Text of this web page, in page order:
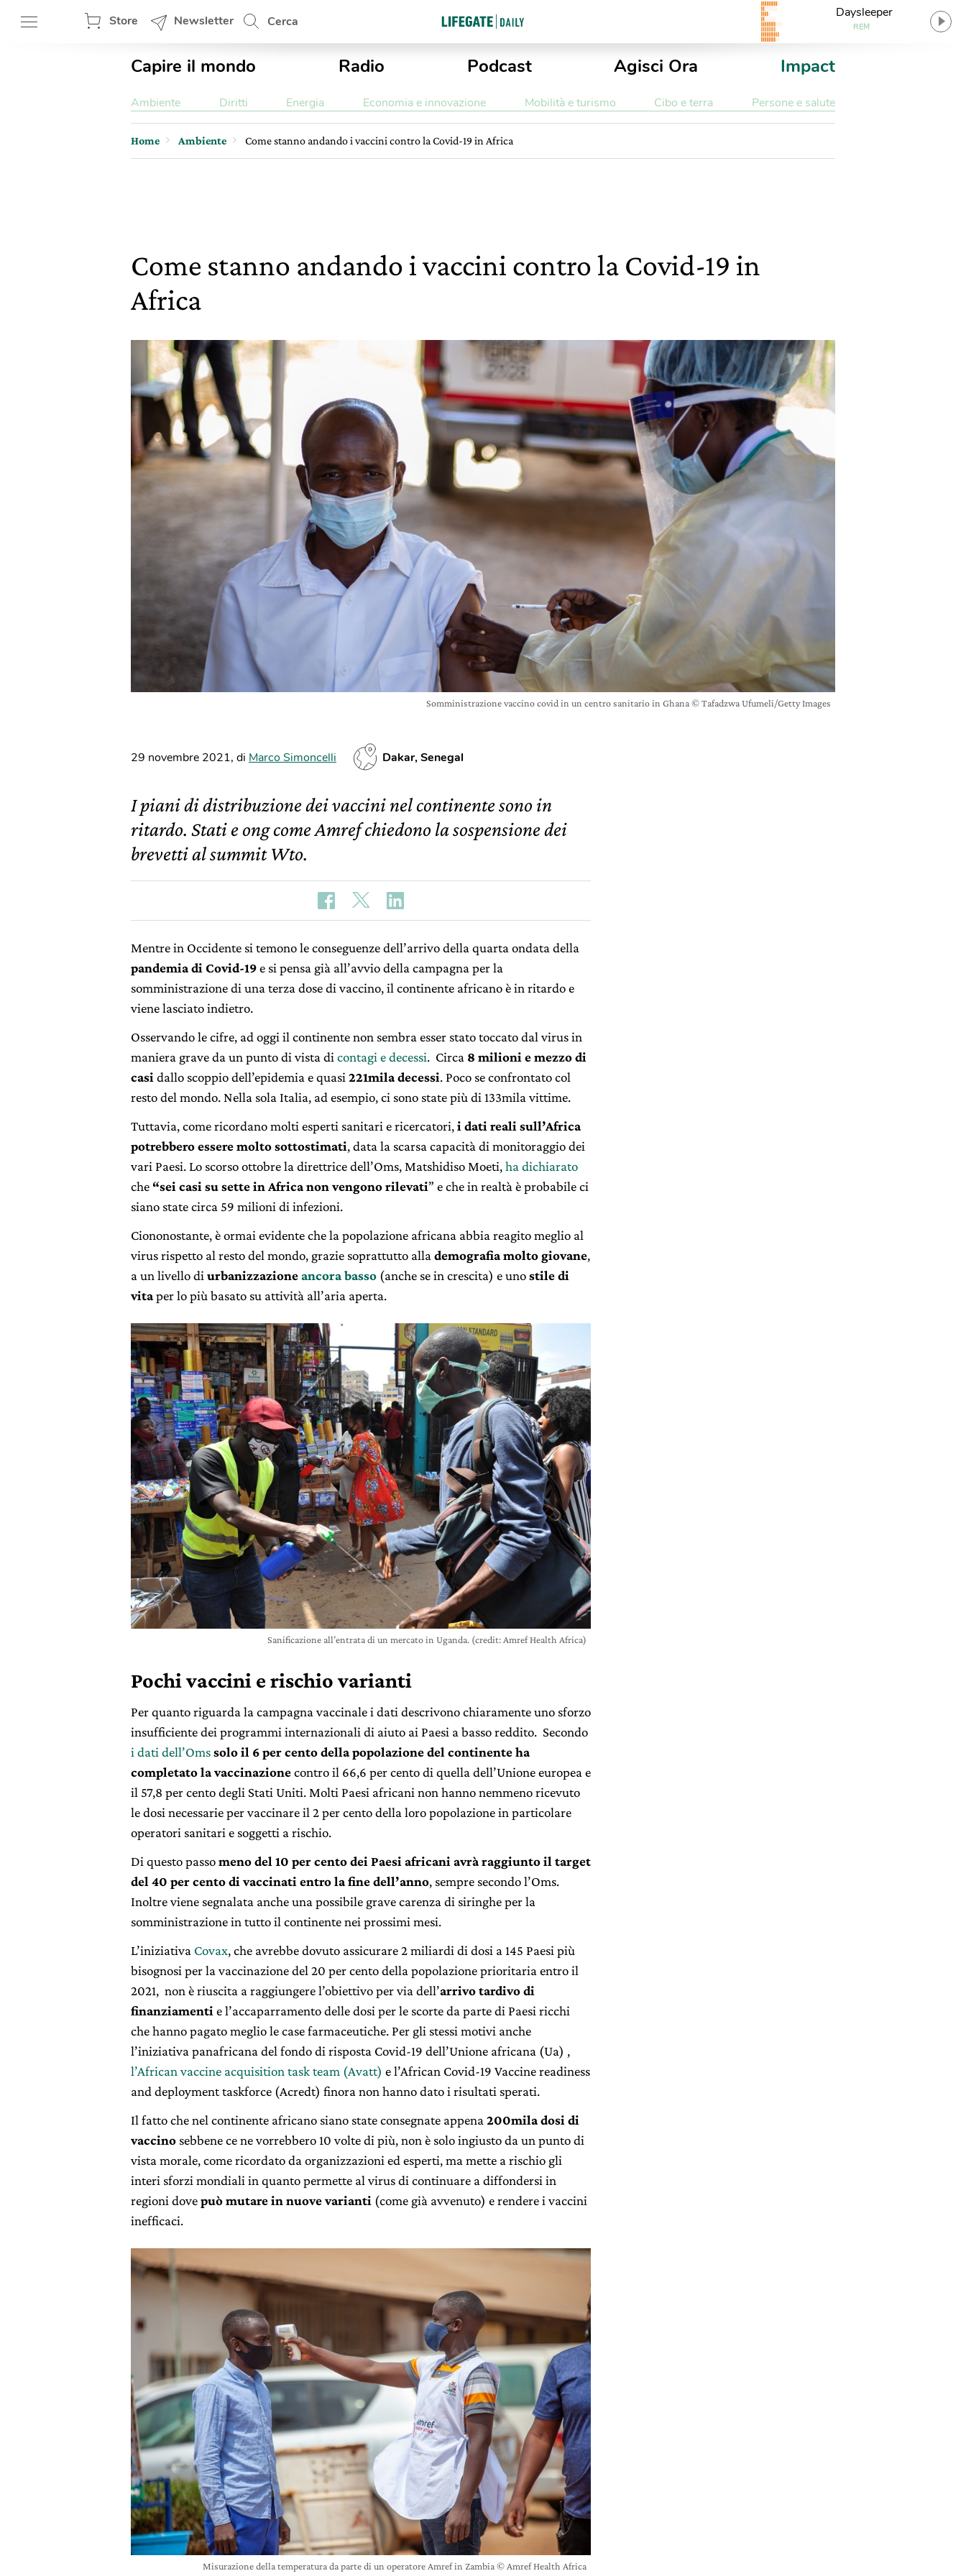
Store Newsletter Cerca
Daysleeper
REM
Capire il mondo Radio Podcast Agisci Ora Impact
Ambiente Diritti Energia Economia e innovazione Mobilità e turismo Cibo e terra Persone e salute
Home Ambiente Come stanno andando i vaccini contro la Covid-19 in Africa
Come stanno andando i vaccini contro la Covid-19 in
Africa
Somministrazione vaccino covid in un centro sanitario in Ghana © Tafadzwa Ufumeli/Getty Images
29 novembre 2021, di Marco Simoncelli Dakar, Senegal
I piani di distribuzione dei vaccini nel continente sono in
ritardo. Stati e ong come Amref chiedono la sospensione dei
brevetti al summit Wto.
Mentre in Occidente si temono le conseguenze dell’arrivo della quarta ondata della
pandemia di Covid-19e si pensa già all’avvio della campagna per la
somministrazione di una terza dose di vaccino, il continente africano è in ritardo e
viene lasciato indietro.
Osservando le cifre, ad oggi il continente non sembra esser stato toccato dal virus in
maniera grave da un punto di vista di contagi e decessi. Circa 8 milioni e mezzo di
casi dallo scoppio dell’epidemia e quasi 221mila decessi. Poco se confrontato col
resto del mondo. Nella sola Italia, ad esempio, ci sono state più di 133mila vittime.
Tuttavia, come ricordano molti esperti sanitari e ricercatori,i dati reali sull’Africa
potrebbero essere molto sottostimati, data la scarsa capacità di monitoraggio dei
vari Paesi. Lo scorso ottobre la direttrice dell’Oms, Matshidiso Moeti,ha dichiarato
che “sei casi su sette in Africa non vengono rilevati” e che in realtà è probabile ci
siano state circa 59 milioni di infezioni.
Ciononostante, è ormai evidente che la popolazione africana abbia reagito meglio al
virus rispetto al resto del mondo, grazie soprattutto alla demografia molto giovane,
a un livello di urbanizzazioneancora basso (anche se in crescita) e unostile di
vitaper lo più basato su attività all’aria aperta.
Sanificazione all’entrata di un mercato in Uganda. (credit: Amref Health Africa)
Pochi vaccini e rischio varianti
Per quanto riguarda la campagna vaccinale i dati descrivono chiaramente uno sforzo
insufficiente dei programmi internazionali di aiuto ai Paesi a basso reddito. Secondo
i dati dell’Omssolo il 6 per cento della popolazione del continente ha
completato la vaccinazionecontro il 66,6 per cento di quella dell’Unione europea e
il 57,8 per cento degli Stati Uniti. Molti Paesi africani non hanno nemmeno ricevuto
le dosi necessarie per vaccinare il 2 per cento della loro popolazione in particolare
operatori sanitari e soggetti a rischio.
Di questo passomeno del 10 per cento dei Paesi africani avrà raggiunto il target
del 40 per cento di vaccinati entro la fine dell’anno, sempre secondo l’Oms.
Inoltre viene segnalata anche una possibile grave carenza di siringhe per la
somministrazione in tutto il continente nei prossimi mesi.
L’iniziativa Covax, che avrebbe dovuto assicurare 2 miliardi di dosi a 145 Paesi più
bisognosi per la vaccinazione del 20 per cento della popolazione prioritaria entro il
2021, non è riuscita a raggiungere l’obiettivo per via dell’arrivo tardivo di
finanziamenti e l’accaparramento delle dosi per le scorte da parte di Paesi ricchi
che hanno pagato meglio le case farmaceutiche. Per gli stessi motivi anche
l’iniziativa panafricana del fondo di risposta Covid-19 dell’Unione africana (Ua) ,
l’African vaccine acquisition task team (Avatt) e l’African Covid-19 Vaccine readiness
and deployment taskforce (Acredt) finora non hanno dato i risultati sperati.
Il fatto che nel continente africano siano state consegnate appena 200mila dosi di
vaccino sebbene ce ne vorrebbero 10 volte di più, non è solo ingiusto da un punto di
vista morale, come ricordato da organizzazioni ed esperti, ma mette a rischio gli
interi sforzi mondiali in quanto permette al virus di continuare a diffondersi in
regioni dovepuò mutare in nuove varianti (come già avvenuto) e rendere i vaccini
inefficaci.
Misurazione della temperatura da parte di un operatore Amref in Zambia © Amref Health Africa